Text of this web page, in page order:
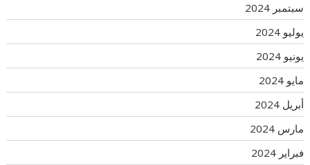
سبتمبر 2024
يوليو 2024
يونيو 2024
مايو 2024
أبريل 2024
مارس 2024
فبراير 2024